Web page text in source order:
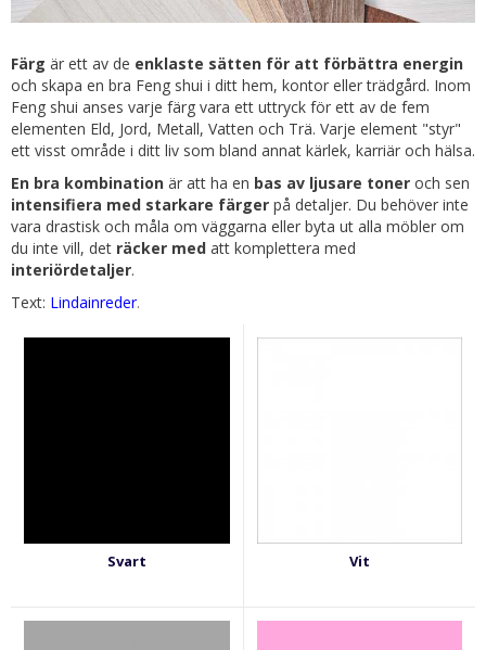
Färg är ett av de enklaste sätten för att förbättra energin
och skapa en bra Feng shui i ditt hem, kontor eller trädgård. Inom
Feng shui anses varje färg vara ett uttryck för ett av de fem
elementen Eld, Jord, Metall, Vatten och Trä. Varje element "styr"
ett visst område i ditt liv som bland annat kärlek, karriär och hälsa.
En bra kombination är att ha en bas av ljusare toner och sen
intensifiera med starkare färger på detaljer. Du behöver inte
vara drastisk och måla om väggarna eller byta ut alla möbler om
du inte vill, det räcker med att komplettera med
interiördetaljer.
Text: Lindainreder.
Svart Vit